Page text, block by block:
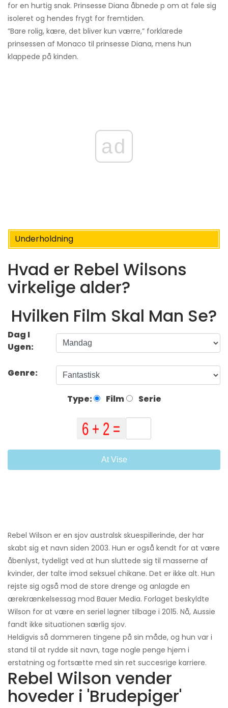
for en hurtig snak. Prinsesse Diana åbnede p om at føle sig
isoleret og hendes frygt for fremtiden.
”Bare rolig, kære, det bliver kun værre,” forklarede
prinsessen af ​​Monaco til prinsesse Diana, mens hun
klappede på kinden.
ad
Underholdning
Hvad er Rebel Wilsons
virkelige alder?
Hvilken Film Skal Man Se?
Dag I
Ugen:
Genre:
Type: Film Serie
At Vise
Rebel Wilson er en sjov australsk skuespillerinde, der har
skabt sig et navn siden 2003. Hun er også kendt for at være
åbenlyst, tydeligt ved at hun sluttede sig til masserne af
kvinder, der talte imod seksuel chikane. Det er ikke alt. Hun
rejste sig også mod de store drenge og anlagde en
ærekrænkelsessag mod Bauer Media. Forlaget beskyldte
Wilson for at være en seriel løgner tilbage i 2015. Nå, Aussie
fandt ikke situationen særlig sjov.
Heldigvis så dommeren tingene på sin måde, og hun var i
stand til at rydde sit navn, tage nogle penge hjem i
erstatning og fortsætte med sin ret succesrige karriere.
Rebel Wilson vender
hoveder i 'Brudepiger'